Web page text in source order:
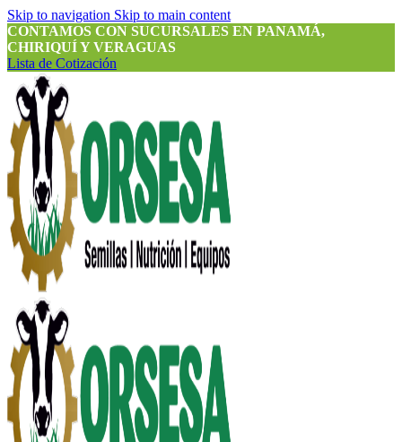
Skip to navigation Skip to main content
CONTAMOS CON SUCURSALES EN PANAMÁ,
CHIRIQUÍ Y VERAGUAS
Lista de Cotización